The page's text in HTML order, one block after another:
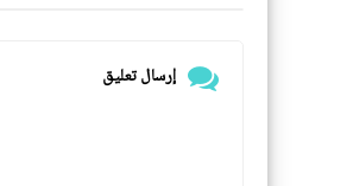
إرسال تعليق